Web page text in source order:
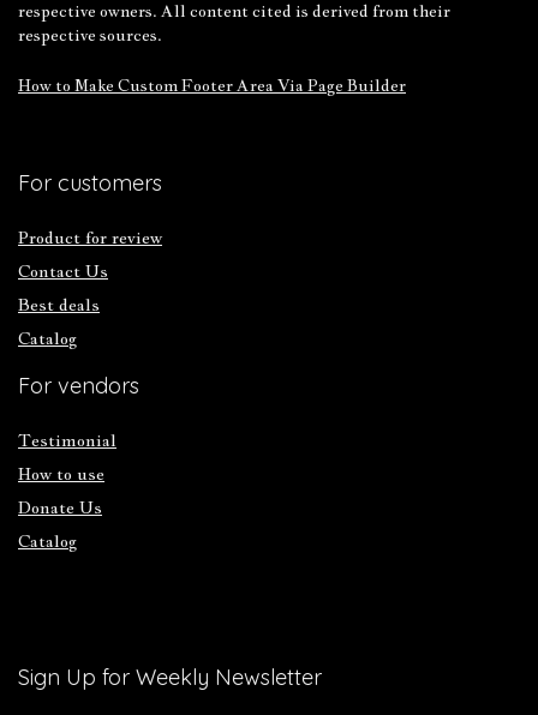
respective owners. All content cited is derived from their
respective sources.
How to Make Custom Footer Area Via Page Builder
For customers
Product for review
Contact Us
Best deals
Catalog
For vendors
Testimonial
How to use
Donate Us
Catalog
Sign Up for Weekly Newsletter